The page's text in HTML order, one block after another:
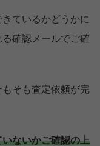
ているかどうかに
確認メールでご確
そも査定依頼が完
ないかご確認の上